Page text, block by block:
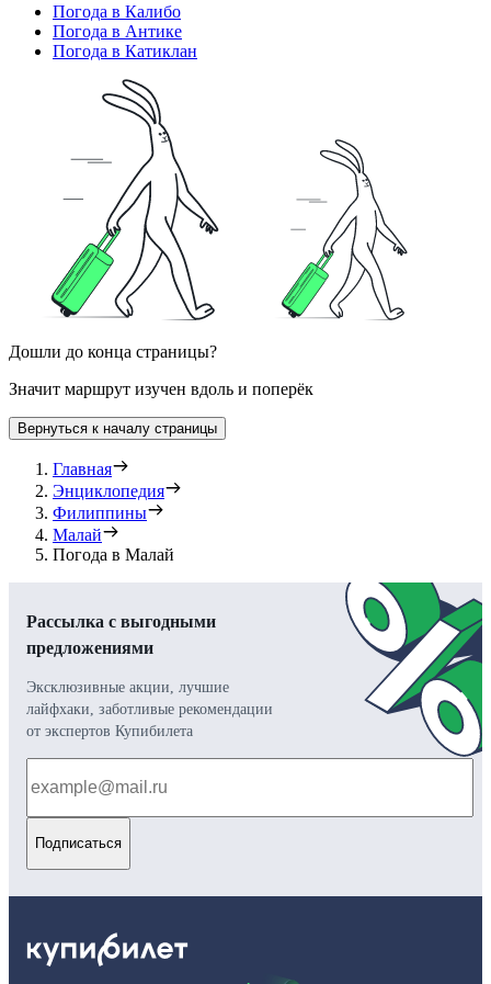
Погода в Калибо
Погода в Антике
Погода в Катиклан
Дошли до конца страницы?
Значит маршрут изучен вдоль и поперёк
Вернуться к началу страницы
Главная
Энциклопедия
Филиппины
Малай
Погода в Малай
Рассылка с выгодными
предложениями
Эксклюзивные акции, лучшие
лайфхаки, заботливые рекомендации
от экспертов Купибилета
Подписаться